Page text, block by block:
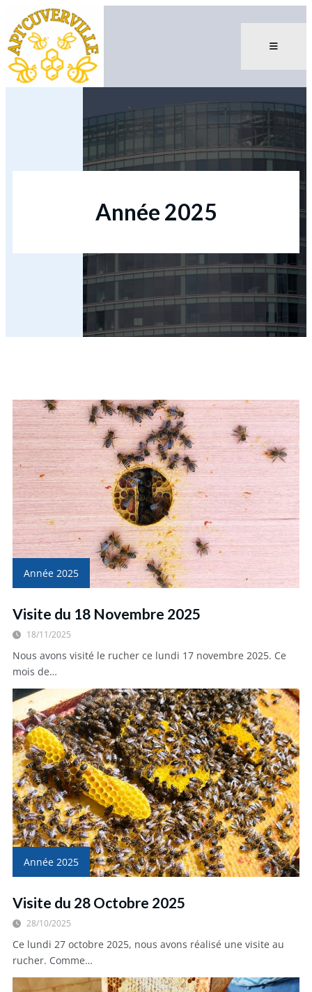
Année 2025
Année 2025
Visite du 18 Novembre 2025
18/11/2025
Nous avons visité le rucher ce lundi 17 novembre 2025. Ce
mois de…
Année 2025
Visite du 28 Octobre 2025
28/10/2025
Ce lundi 27 octobre 2025, nous avons réalisé une visite au
rucher. Comme…